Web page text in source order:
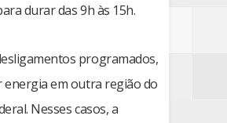
durar das 9h às 15h.
programados,
energia em outra região do
Nesses casos, a